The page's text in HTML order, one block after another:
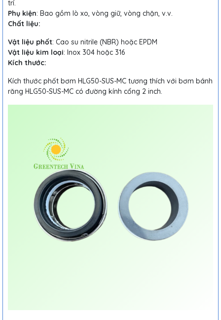
trí.
Phụ kiện: Bao gồm lò xo, vòng giữ, vòng chặn, v.v.
Chất liệu:
Vật liệu phốt: Cao su nitrile (NBR) hoặc EPDM
Vật liệu kim loại: Inox 304 hoặc 316
Kích thước:
Kích thước phốt bơm HLG50-SUS-MC tương thích với bơm bánh
răng HLG50-SUS-MC có đường kính cổng 2 inch.